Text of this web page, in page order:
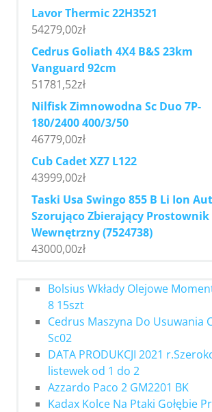
Lavor Thermic 22H3521
54279,00zł
Cedrus Goliath 4X4 B&S 23km
Vanguard 92cm
51781,52zł
Nilfisk Zimnowodna Sc Duo 7P-
180/2400 400/3/50
46779,00zł
Cub Cadet XZ7 L122
43999,00zł
Taski Usa Swingo 855 B Li Ion
Szorująco Zbierający Prostownik
Wewnętrzny (7524738)
43000,00zł
Bolsius Wkłady Olejowe
8 15szt
Cedrus Maszyna Do Usuwania
Sc02
DATA PRODUKCJI 2021
listewek od 1 do 2
Azzardo Paco 2 GM2201 BK
Kadax Kolce Na Ptaki Gołębie